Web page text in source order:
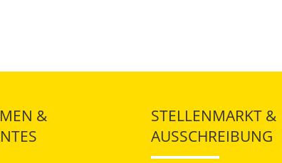
&
STELLENMARKT &
AUSSCHREIBUNG